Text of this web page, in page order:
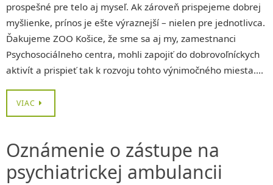
prospešné pre telo aj myseľ. Ak zároveň prispejeme dobrej
myšlienke, prínos je ešte výraznejší – nielen pre jednotlivca.
Ďakujeme ZOO Košice, že sme sa aj my, zamestnanci
Psychosociálneho centra, mohli zapojiť do dobrovoľníckych
aktivít a prispieť tak k rozvoju tohto výnimočného miesta….
VIAC
Oznámenie o zástupe na
psychiatrickej ambulancii